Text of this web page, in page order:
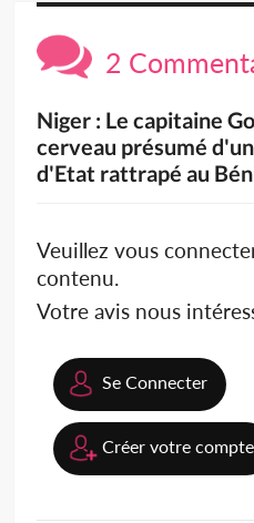
2
Niger : Le capitaine
cerveau présumé
d'Etat rattrapé au
Veuillez vous
contenu.
Votre avis nous
Se Connecter
Créer votre compte